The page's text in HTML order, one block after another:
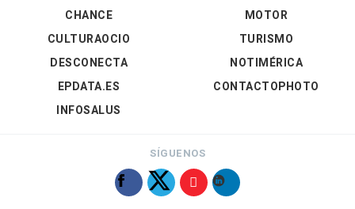
CHANCE
CULTURAOCIO
DESCONECTA
EPDATA.ES
INFOSALUS
MOTOR
TURISMO
NOTIMÉRICA
CONTACTOPHOTO
SÍGUENOS